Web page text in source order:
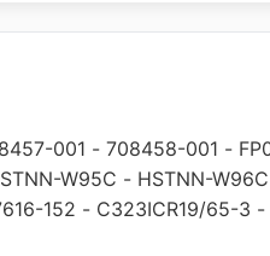
001 - 708458-001 -
W95C - HSTNN-W96C
152 - C323ICR19/65-3 -